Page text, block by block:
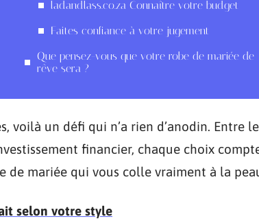
ladandlass.co.za Connaître votre budget
Faites confiance à votre jugement
Que pensez-vous que votre robe de mariée de
rêve sera ?
voilà un défi qui n’a rien d’anodin. Entre
financier, chaque choix
mariée qui vous colle vraiment à la
selon votre style